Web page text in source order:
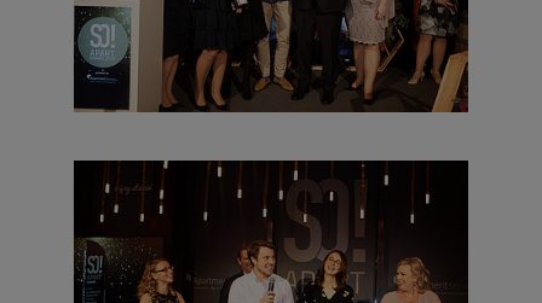
neu und besonders